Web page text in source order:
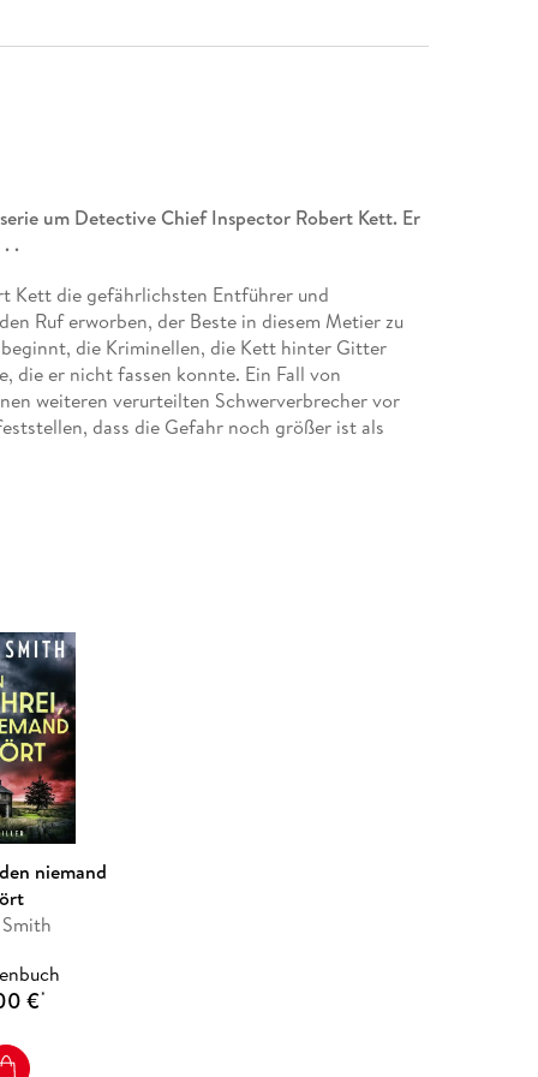
um Detective Chief Inspector Robert Kett. Er
.
Kett die gefährlichsten Entführer und
Ruf erworben, der Beste in diesem Metier zu
die Kriminellen, die Kett hinter Gitter
die er nicht fassen konnte. Ein Fall von
weiteren verurteilten Schwerverbrecher vor
dass die Gefahr noch größer ist als
niemand
€*